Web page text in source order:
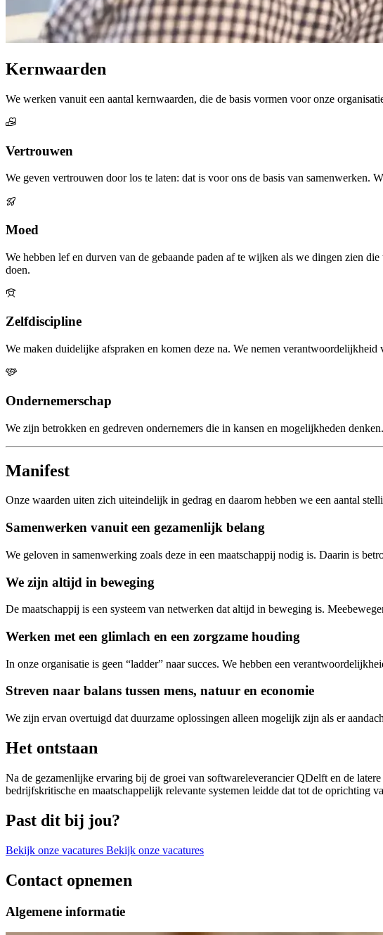
Kernwaarden
We werken vanuit een aantal kernwaarden, die de basis vormen voor onze
Vertrouwen
We geven vertrouwen door los te laten: dat is voor ons de basis van samenwerken.
Moed
We hebben lef en durven van de gebaande paden af te wijken als we dingen zien
doen.
Zelfdiscipline
We maken duidelijke afspraken en komen deze na. We nemen
Ondernemerschap
We zijn betrokken en gedreven ondernemers die in kansen en mogelijkheden
Manifest
Onze waarden uiten zich uiteindelijk in gedrag en daarom hebben we een aantal
Samenwerken vanuit een gezamenlijk belang
We geloven in samenwerking zoals deze in een maatschappij nodig is. Daarin is
We zijn altijd in beweging
De maatschappij is een systeem van netwerken dat altijd in beweging is.
Werken met een glimlach en een zorgzame houding
In onze organisatie is geen “ladder” naar succes. We hebben een
Streven naar balans tussen mens, natuur en economie
We zijn ervan overtuigd dat duurzame oplossingen alleen mogelijk zijn als er
Het ontstaan
Na de gezamenlijke ervaring bij de groei van softwareleverancier QDelft en de
bedrijfskritische en maatschappelijk relevante systemen leidde dat tot de oprichting
Past dit bij jou?
Bekijk onze vacatures Bekijk onze vacatures
Contact opnemen
Algemene informatie